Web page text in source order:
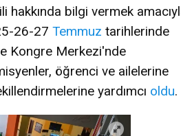
bilgi vermek
26-27 Temmuz tarihlerinde
Kongre Merkezi'nde
öğrenci ve ailelerine
yardımcı oldu.